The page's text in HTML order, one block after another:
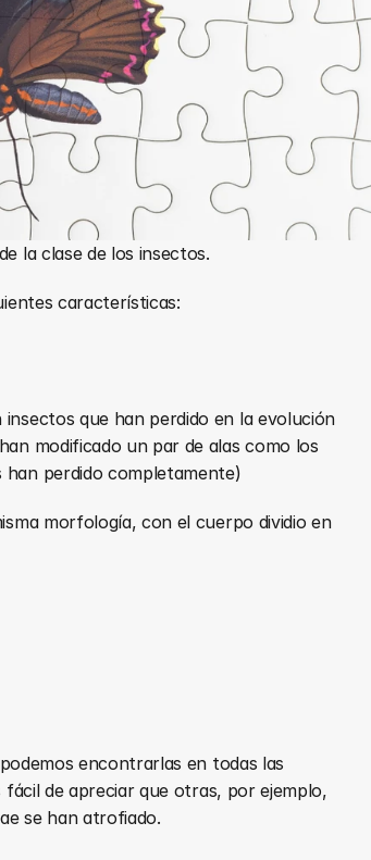
la clase de los insectos.
características:
que han perdido en la evolución
modificado un par de alas como los
perdido completamente)
morfología, con el cuerpo dividio en
encontrarlas en todas las
fácil de apreciar que otras, por ejemplo,
se han atrofiado.